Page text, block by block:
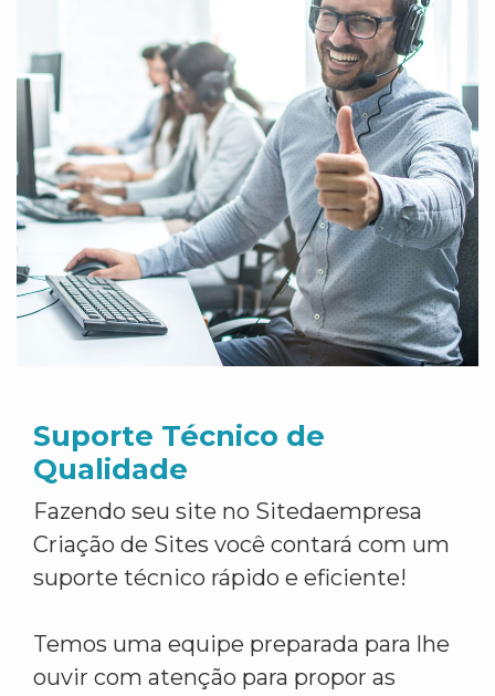
Suporte Técnico de
Qualidade
Fazendo seu site no Sitedaempresa
Criação de Sites você contará com um
suporte técnico rápido e eficiente!
Temos uma equipe preparada para lhe
ouvir com atenção para propor as